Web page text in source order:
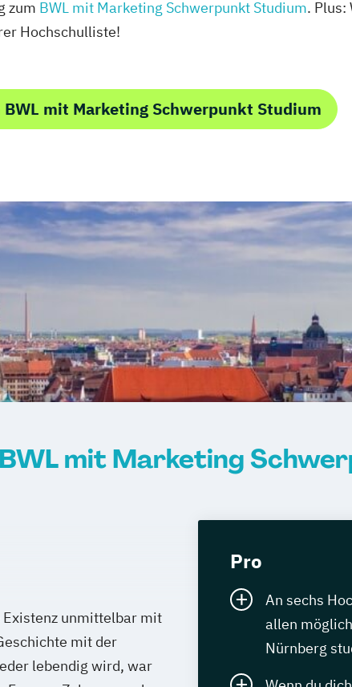
zum BWL mit Marketing Schwerpunkt Studium. Plus:
Hochschulliste!
mit Marketing Schwerpunkt Studium
mit Marketing
unmittelbar mit
mit der
lebendig wird, war
Pro
An sechs
allen
Nürnberg